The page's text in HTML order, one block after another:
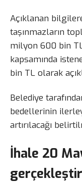
Açıklanan
taşınmazların
milyon 600 bin
kapsamında
bin TL olarak
Belediye
bedellerinin
artırılacağı
İhale 20